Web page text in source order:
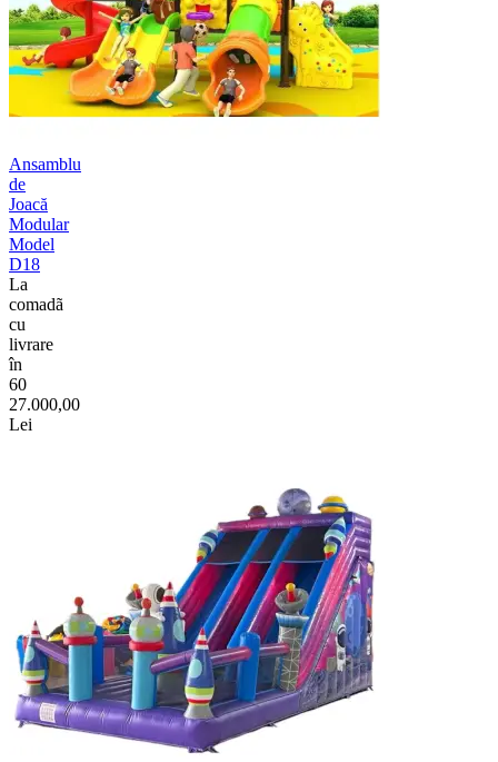
Ansamblu
de
Joacă
Modular
Model
D18
La
comadã
cu
livrare
în
60
27.000,00
Lei